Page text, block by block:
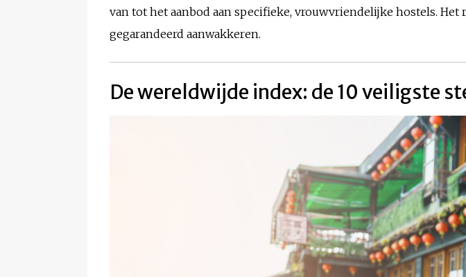
van tot het aanbod aan specifieke, vrouwvriendelijke hostels.
gegarandeerd aanwakkeren.
De wereldwijde index: de 10 veiligste